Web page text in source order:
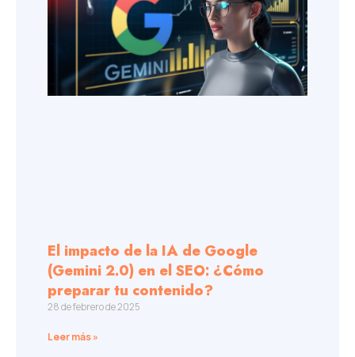
El impacto de la IA de Google
(Gemini 2.0) en el SEO: ¿Cómo
preparar tu contenido?
28 de febrero de 2025
Leer más »